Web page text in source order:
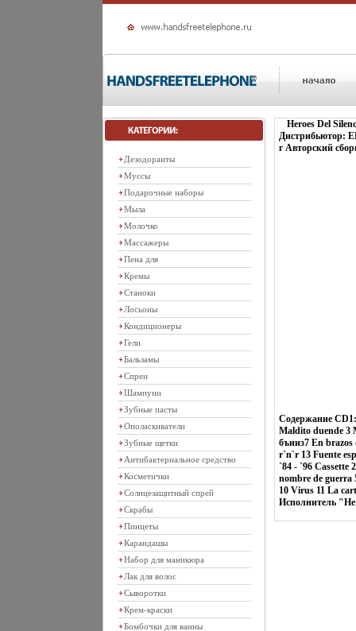
Дезодоранты
Муссы
Подарочные наборы
Мыла
Молочко
Массажеры
Пена для
Кремы
Станоки
Лосьоны
Кондиционеры
Гели
Бальзамы
Спреи
Шампуни
Зубные пасты
Ополаскиватели
Зубные щетки
Антибактериальное средство
Косметички
Солнцезащитный спрей
Скрабы
Пинцеты
Карандашы
Набор для маникюра
Лак для волос
Сыворотки
Крем-краски
Бомбочки для ванны
Heroes Del
Дистрибьютор:
г Авторский
Содержание CD1:
Maldito duende 3
бъииз7 En brazos
r`n`r 13 Fuente
`84 - `96 Cassette
nombre de guerra
10 Virus 11 La
Исполнитель